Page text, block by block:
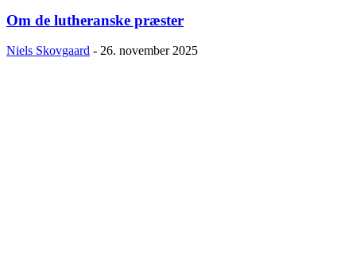
Om de lutheranske præster
Niels Skovgaard - 26. november 2025